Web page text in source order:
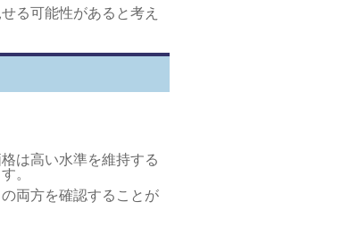
る可能性があると考え
は高い水準を維持する
。
両方を確認することが